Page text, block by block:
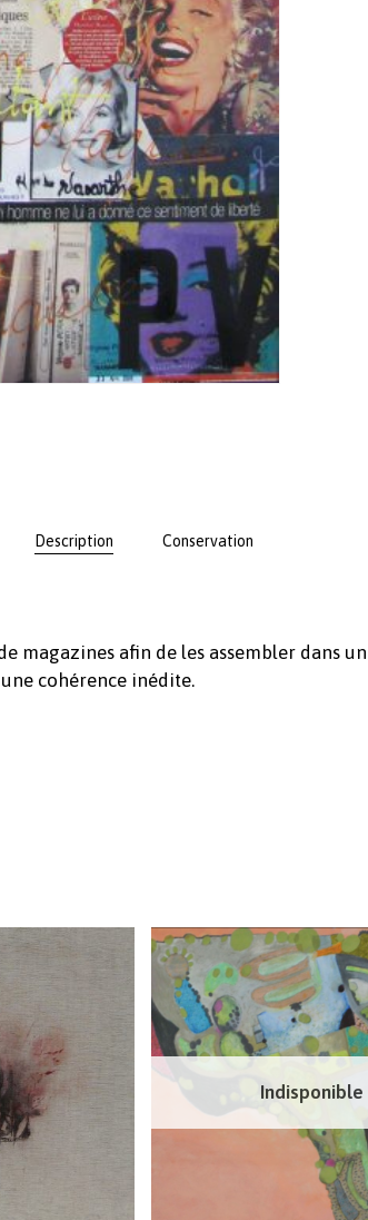
Description Conservation
magazines afin de les assembler dans
cohérence inédite.
Indisponible